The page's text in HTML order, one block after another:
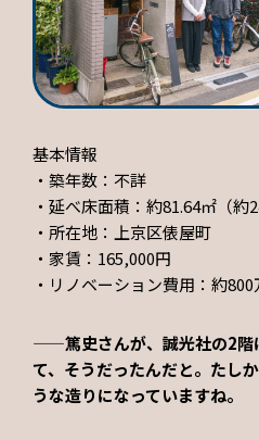
基本情報
・築年数：不詳
・延べ床面積：約81.64㎡（約
・所在地：上京区俵屋町
・家賃：165,000円
・リノベーション費用：約
——篤史さんが、誠光社の2階
て、そうだったんだと。たし
うな造りになっていますね。